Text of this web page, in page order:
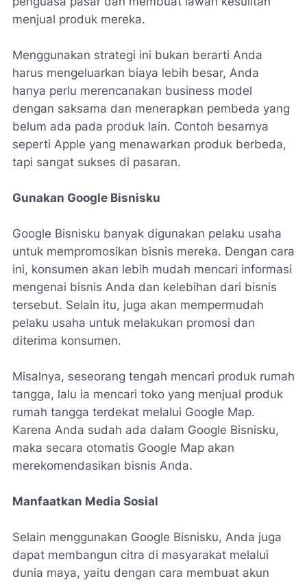
menjual produk mereka.
Menggunakan strategi ini bukan berarti Anda
harus mengeluarkan biaya lebih besar, Anda
hanya perlu merencanakan business model
dengan saksama dan menerapkan pembeda yang
belum ada pada produk lain. Contoh besarnya
seperti Apple yang menawarkan produk berbeda,
tapi sangat sukses di pasaran.
Gunakan Google Bisnisku
Google Bisnisku banyak digunakan pelaku usaha
untuk mempromosikan bisnis mereka. Dengan cara
ini, konsumen akan lebih mudah mencari informasi
mengenai bisnis Anda dan kelebihan dari bisnis
tersebut. Selain itu, juga akan mempermudah
pelaku usaha untuk melakukan promosi dan
diterima konsumen.
Misalnya, seseorang tengah mencari produk rumah
tangga, lalu ia mencari toko yang menjual produk
rumah tangga terdekat melalui Google Map.
Karena Anda sudah ada dalam Google Bisnisku,
maka secara otomatis Google Map akan
merekomendasikan bisnis Anda.
Manfaatkan Media Sosial
Selain menggunakan Google Bisnisku, Anda juga
dapat membangun citra di masyarakat melalui
dunia maya, yaitu dengan cara membuat akun